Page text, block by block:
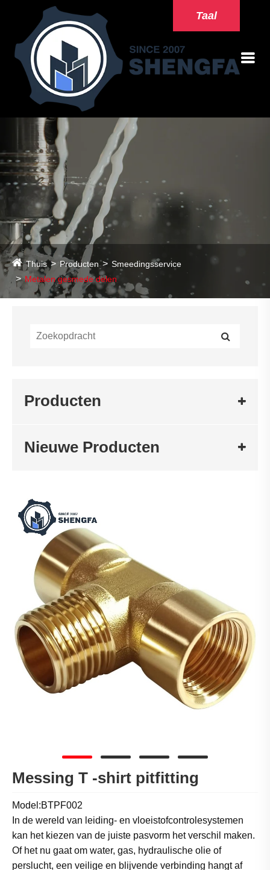
Taal
Thuis Producten
Smeedingsservice
Metalen gesmede delen
Producten
Nieuwe Producten
Messing T -shirt pitfitting
Model:BTPF002
In de wereld van leiding- en vloeistofcontrolesystemen
kan het kiezen van de juiste pasvorm het verschil maken.
Of het nu gaat om water, gas, hydraulische olie of
perslucht, een veilige en blijvende verbinding hangt af